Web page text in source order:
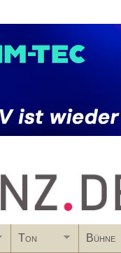
Ton Bühne